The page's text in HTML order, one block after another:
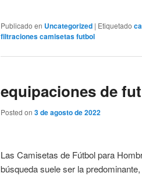
Publicado en Uncategorized | Etiquetado
filtraciones camisetas futbol
equipaciones de
Posted on 3 de agosto de 2022
Las Camisetas de Fútbol para
búsqueda suele ser la predominante,